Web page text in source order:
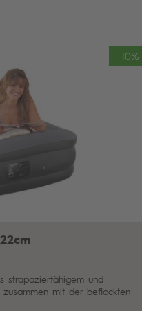
- 10%
strapazierfähigem und
mit der beflockten